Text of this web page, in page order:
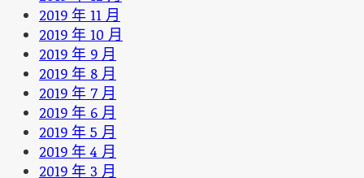
2019 年 11 月
2019 年 10 月
2019 年 9 月
2019 年 8 月
2019 年 7 月
2019 年 6 月
2019 年 5 月
2019 年 4 月
2019 年 3 月